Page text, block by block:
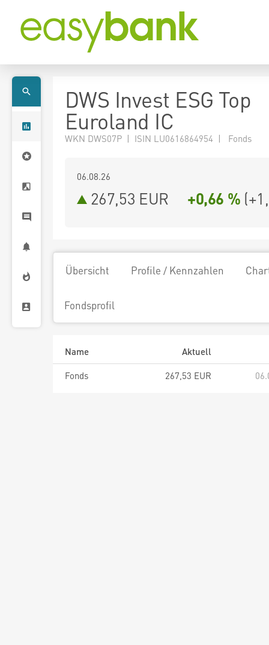
DWS Invest ESG Top
Euroland IC
WKN DWS07P | ISIN LU0616864954 | Fonds
06.08.26
267,53 EUR +0,66 % (
Übersicht Profile / Kennzahlen
Fondsprofil
Name
Aktuell
Fonds
267,53 EUR